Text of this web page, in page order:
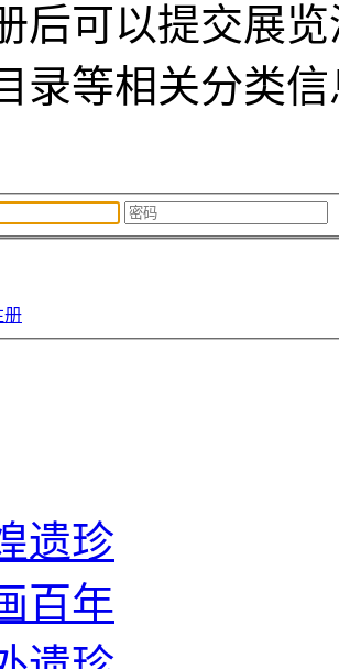
后可以提交展
录等相关分类
册
遗珍
百年